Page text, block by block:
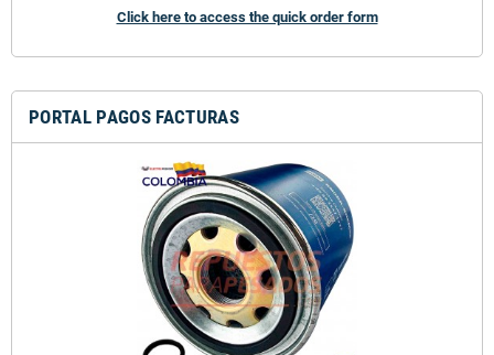
Click here to access the quick order form
PORTAL PAGOS FACTURAS